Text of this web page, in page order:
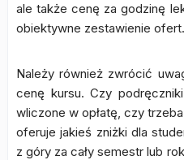
ale także cenę za godzinę
obiektywne zestawienie ofert.
Należy również zwrócić
cenę kursu. Czy
wliczone w opłatę, czy
oferuje jakieś zniżki dla
z góry za cały semestr lub